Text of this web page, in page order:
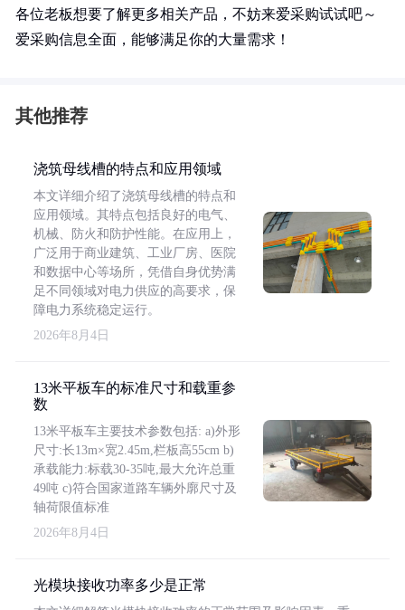
各位老板想要了解更多相关产品，不妨来爱采购试试吧～
爱采购信息全面，能够满足你的大量需求！
其他推荐
浇筑母线槽的特点和应用领域
本文详细介绍了浇筑母线槽的特点和
应用领域。其特点包括良好的电气、
机械、防火和防护性能。在应用上，
广泛用于商业建筑、工业厂房、医院
和数据中心等场所，凭借自身优势满
足不同领域对电力供应的高要求，保
障电力系统稳定运行。
2026年8月4日
13米平板车的标准尺寸和载重参
数
13米平板车主要技术参数包括: a)外形
尺寸:长13m×宽2.45m,栏板高55cm b)
承载能力:标载30-35吨,最大允许总重
49吨 c)符合国家道路车辆外廓尺寸及
轴荷限值标准
2026年8月4日
光模块接收功率多少是正常